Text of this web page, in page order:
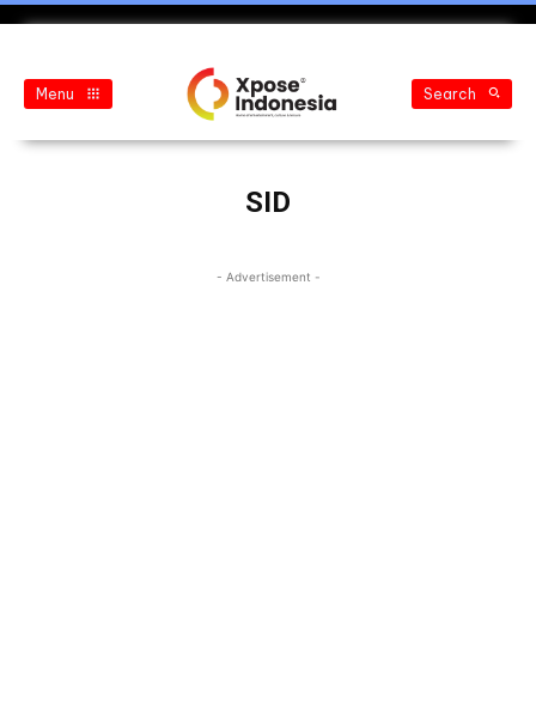
Menu Search
SID
- Advertisement -